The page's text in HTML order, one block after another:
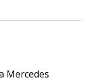
Mercedes